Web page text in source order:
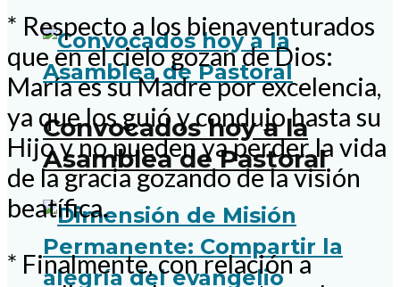
Convocados hoy a la
Asamblea de Pastoral
* Respecto a los bienaventurados
que en el cielo gozan de Dios:
María es su Madre por excelencia,
ya que los guió y condujo hasta su
Hijo y no pueden ya perder la vida
de la gracia gozando de la visión
beatífica.
* Finalmente, con relación a